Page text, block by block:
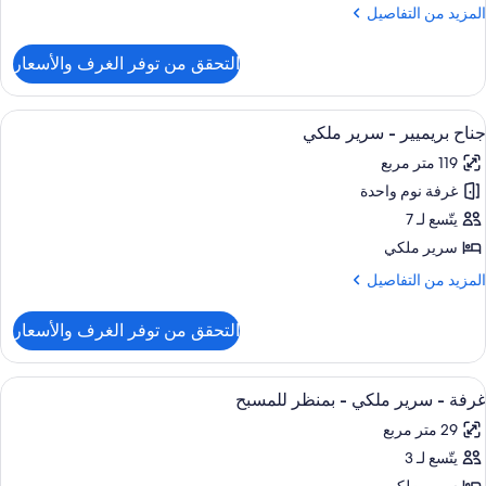
المزيد من التفاصيل
المزيد
جناح
رئاسي
-
عدة
أسرّة
التحقق من توفر الغرف والأسعار
استعراض
جميع
صور
جناح
بريميير
-
سرير
ملكي
10
جناح بريميير - سرير ملكي
119 متر مربع
غرفة نوم واحدة
يتّسع لـ 7
سرير ملكي
المزيد من التفاصيل
المزيد
جناح
بريميير
-
سرير
ملكي
التحقق من توفر الغرف والأسعار
استعراض
جميع
صور
غرفة
أغطية فراش متميزة وألحفة محشوة
7
غرفة - سرير ملكي - بمنظر للمسبح
29 متر مربع
يتّسع لـ 3